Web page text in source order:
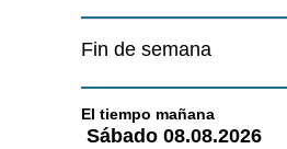
Fin de semana
El tiempo mañana
Sábado 08.08.2026